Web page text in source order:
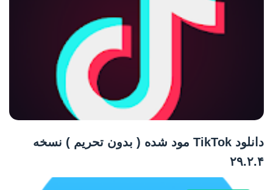
دانلود TikTok مود شده ( بدون تحریم ) نسخه
۲۹.۲.۴